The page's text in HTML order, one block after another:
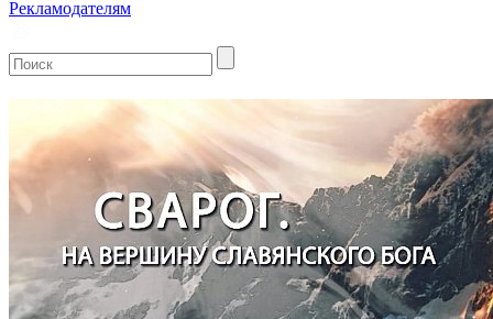
Рекламодателям